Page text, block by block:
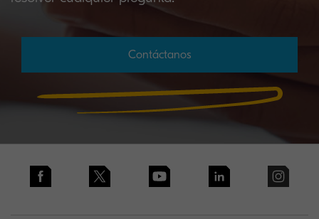
Contáctanos